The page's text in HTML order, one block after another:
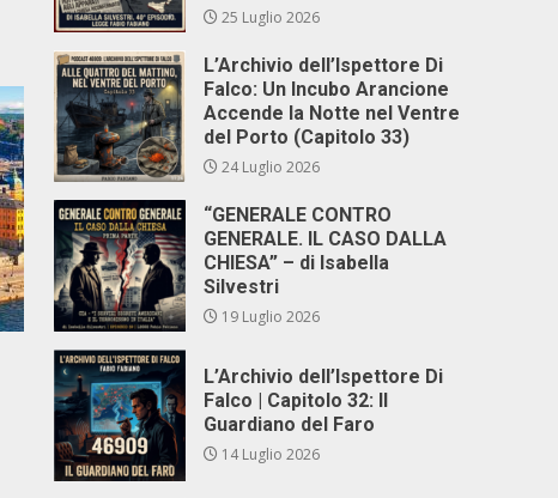
25 Luglio 2026
L’Archivio dell’Ispettore Di
Falco: Un Incubo Arancione
Accende la Notte nel Ventre
del Porto (Capitolo 33)
24 Luglio 2026
“GENERALE CONTRO
GENERALE. IL CASO DALLA
CHIESA” – di Isabella
Silvestri
19 Luglio 2026
L’Archivio dell’Ispettore Di
Falco | Capitolo 32: Il
Guardiano del Faro
14 Luglio 2026